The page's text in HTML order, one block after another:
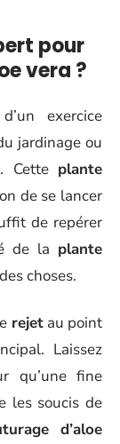
pour
vera ?
exercice
jardinage ou
Cette plante
de se lancer
de repérer
de la plante
choses.
rejetau point
Laissez
qu’une fine
les soucis de
d’aloe